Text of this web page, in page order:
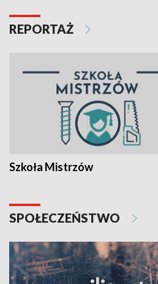
REPORTAŻ
Szkoła Mistrzów
SPOŁECZEŃSTWO